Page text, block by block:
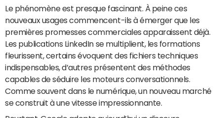
Le phénomène est presque fascinant. À peine ces
nouveaux usages commencent-ils à émerger que les
premières promesses commerciales apparaissent déjà.
Les publications LinkedIn se multiplient, les formations
fleurissent, certains évoquent des fichiers techniques
indispensables, d’autres présentent des méthodes
capables de séduire les moteurs conversationnels.
Comme souvent dans le numérique, un nouveau marché
se construit à une vitesse impressionnante.